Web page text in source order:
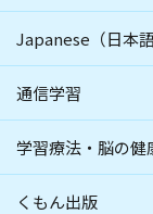
Japanese（日本語
通信学習
学習療法・脳の
くもん出版